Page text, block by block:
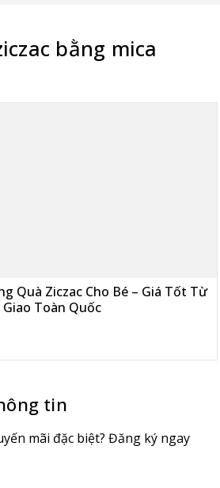
bằng mica
Quà Ziczac Cho Bé – Giá Tốt Từ
Toàn Quốc
tin
mãi đặc biệt? Đăng ký ngay